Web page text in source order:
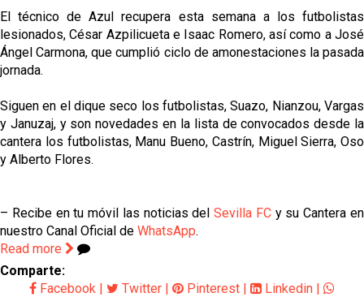
El técnico de Azul recupera esta semana a los futbolistas
lesionados, César Azpilicueta e Isaac Romero, así como a José
Ángel Carmona, que cumplió ciclo de amonestaciones la pasada
jornada.
Siguen en el dique seco los futbolistas, Suazo, Nianzou, Vargas
y Januzaj, y son novedades en la lista de convocados desde la
cantera los futbolistas, Manu Bueno, Castrín, Miguel Sierra, Oso
y Alberto Flores.
– Recibe en tu móvil las noticias delSevilla FCy su Cantera en
nuestro Canal Oficial de WhatsApp.
Read more
Comparte:
Facebook | Twitter | Pinterest | Linkedin |